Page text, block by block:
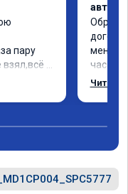
пару
работы
меня
час
Арман
Читать